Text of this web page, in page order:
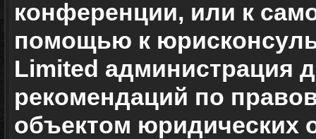
конференции, или к
помощью к
Limited администрация
рекомендаций по
объектом юридических